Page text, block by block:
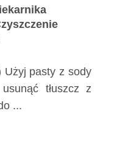
Użyj pasty z sody
tłuszcz z
...